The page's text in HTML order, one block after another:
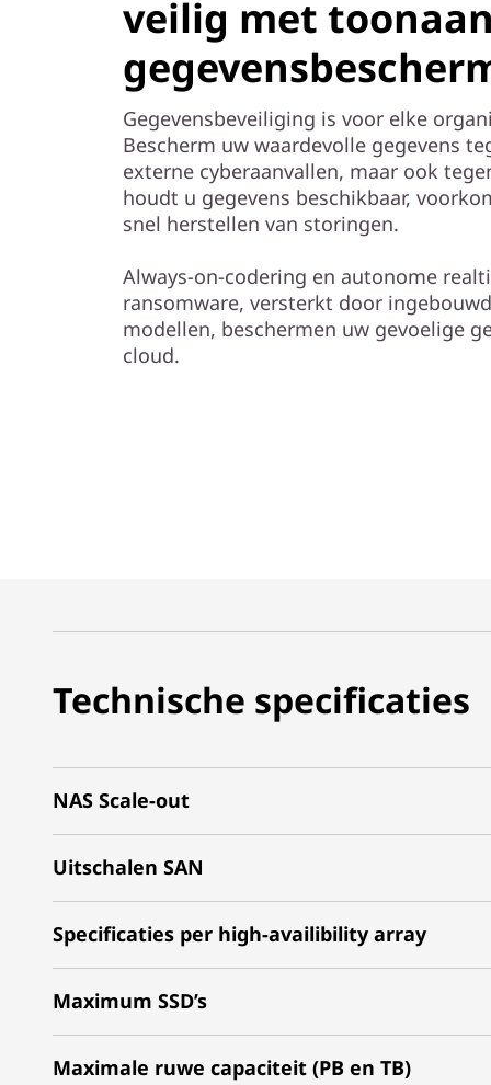
veilig met
Gegevensbeveiliging is voor elke
Bescherm uw waardevolle gegevens
externe cyberaanvallen, maar ook
houdt u gegevens beschikbaar,
snel herstellen van storingen.
Always-on-codering en autonome
ransomware, versterkt door
modellen, beschermen uw gevoelige
cloud.
Technische specificaties
NAS Scale-out
Uitschalen SAN
Specificaties per high-availibility array
Maximum SSD’s
Maximale ruwe capaciteit (PB en TB)